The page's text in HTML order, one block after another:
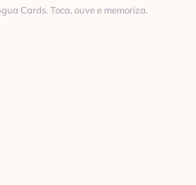
Cards. Toca, ouve e memoriza.